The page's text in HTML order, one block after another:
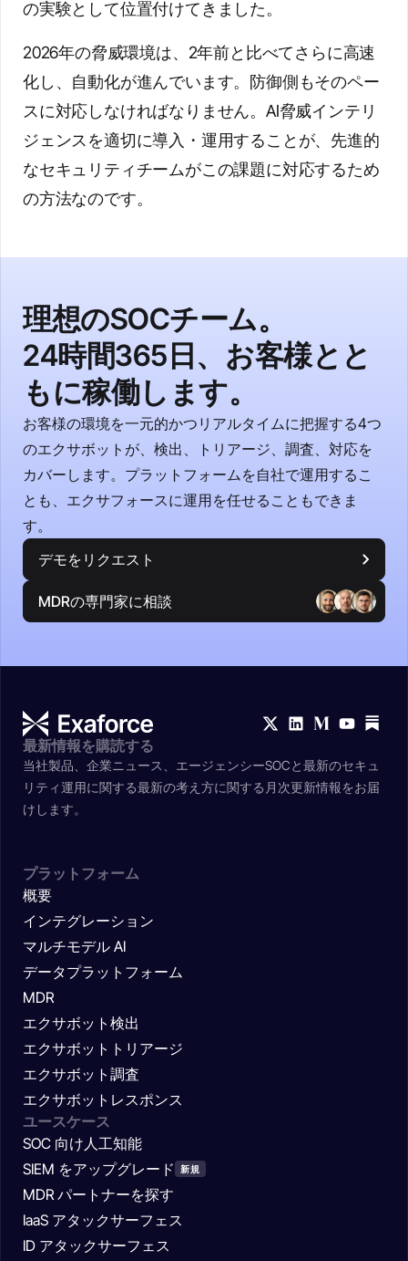
の実験として位置付けてきました。
2026年の脅威環境は、2年前と比べてさらに高速
化し、自動化が進んでいます。防御側もそのペー
スに対応しなければなりません。AI脅威インテリ
ジェンスを適切に導入・運用することが、先進的
なセキュリティチームがこの課題に対応するため
の方法なのです。
理想のSOCチーム。
24時間365日、お客様とと
もに稼働します。
お客様の環境を一元的かつリアルタイムに把握する4つ
のエクサボットが、検出、トリアージ、調査、対応を
カバーします。プラットフォームを自社で運用するこ
とも、エクサフォースに運用を任せることもできま
す。
デモをリクエスト
MDRの専門家に相談
最新情報を購読する
当社製品、企業ニュース、エージェンシーSOCと最新のセキュ
リティ運用に関する最新の考え方に関する月次更新情報をお届
けします。
プラットフォーム
概要
インテグレーション
マルチモデル AI
データプラットフォーム
MDR
エクサボット検出
エクサボットトリアージ
エクサボット調査
エクサボットレスポンス
ユースケース
SOC 向け人工知能
SIEM をアップグレード
新規
MDR パートナーを探す
IaaS アタックサーフェス
ID アタックサーフェス